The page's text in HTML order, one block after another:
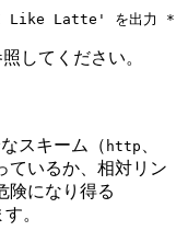
してください。
スキーム（ http
ているか、相対リン
険になり得る
。